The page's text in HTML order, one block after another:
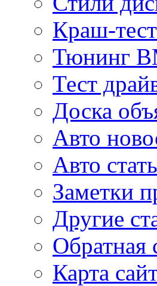
Краш-
Тюнинг
Тест
Доска
Авто
Авто
Заметки
Другие
Обратная
Карта